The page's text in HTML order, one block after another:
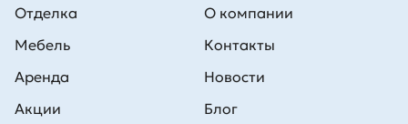
Отделка
Мебель
Аренда
Акции
О компании
Контакты
Новости
Блог